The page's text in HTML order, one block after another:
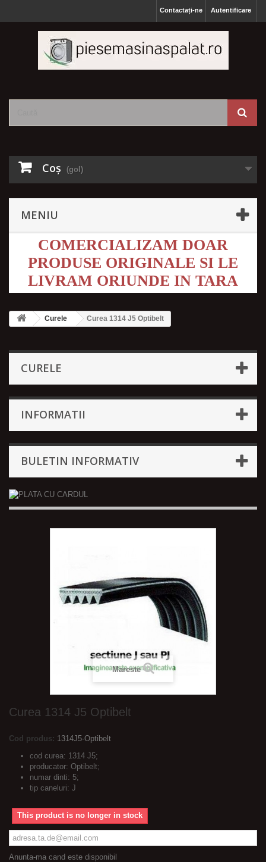
Autentificare
Contactați-ne
Coş (gol)
MENIU
COMERCIALIZAM DOAR
PRODUSE ORIGINALE SI LE
LIVRAM ORIUNDE IN TARA
Curele Curea 1314 J5 Optibelt
CURELE
INFORMATII
BULETIN INFORMATIV
Mareste
Curea 1314 J5 Optibelt
Cod produs: 1314J5-Optibelt
cod curea: 1314 J5;
producator: Optibelt;
numar dinti: 5;
tip caneluri: J
This product is no longer in stock
Anunta-ma cand este disponibil